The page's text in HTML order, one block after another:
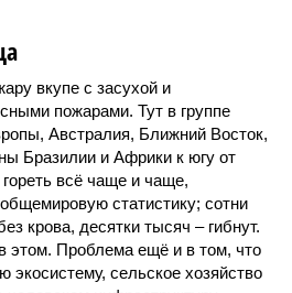
вкупе с засухой и
пожарами. Тут в группе
Австралия, Ближний Восток,
Бразилии и Африки к югу от
всё чаще и чаще,
статистику; сотни
крова, десятки тысяч – гибнут.
этом. Проблема ещё и в том, что
экосистему, сельское хозяйство